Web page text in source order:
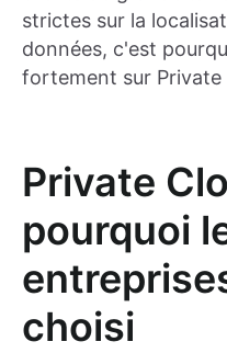
strictes sur la
données, c'est
fortement sur Private
Private
pourquoi
choisi